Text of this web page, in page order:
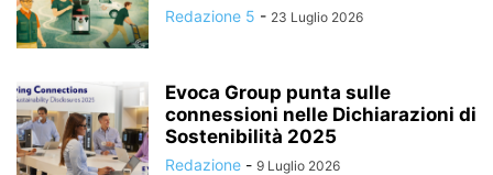
Redazione 5 - 23 Luglio 2026
Evoca Group punta sulle
connessioni nelle Dichiarazioni di
Sostenibilità 2025
Redazione - 9 Luglio 2026